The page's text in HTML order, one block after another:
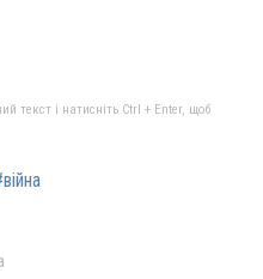
текст і натисніть Ctrl + Enter, щоб